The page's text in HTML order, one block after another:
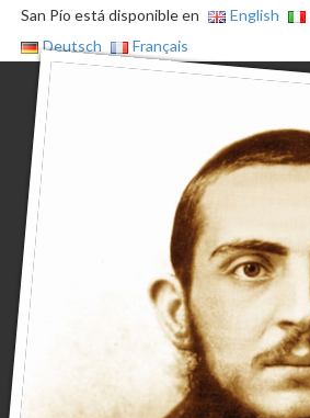
San Pío está disponible en English
Deutsch
Français